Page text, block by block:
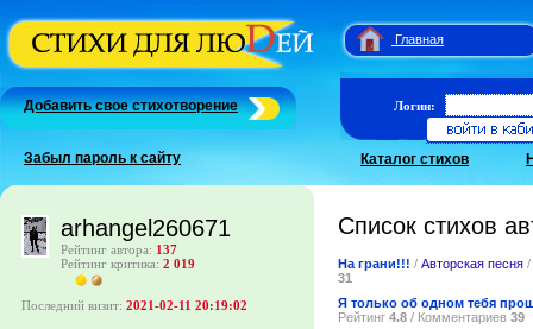
Главная
Добавить свое стихотворение
Забыл пароль к сайту
Логин:
Каталог стихов
arhangel260671
Рейтинг автора: 137
Рейтинг критика: 2 019
Последний визит: 2021-02-11 20:19:02
Список стихов
На грани!!! / Авторская песня /
31
Я только об одном тебя
Рейтинг 4.8 / Комментариев 39